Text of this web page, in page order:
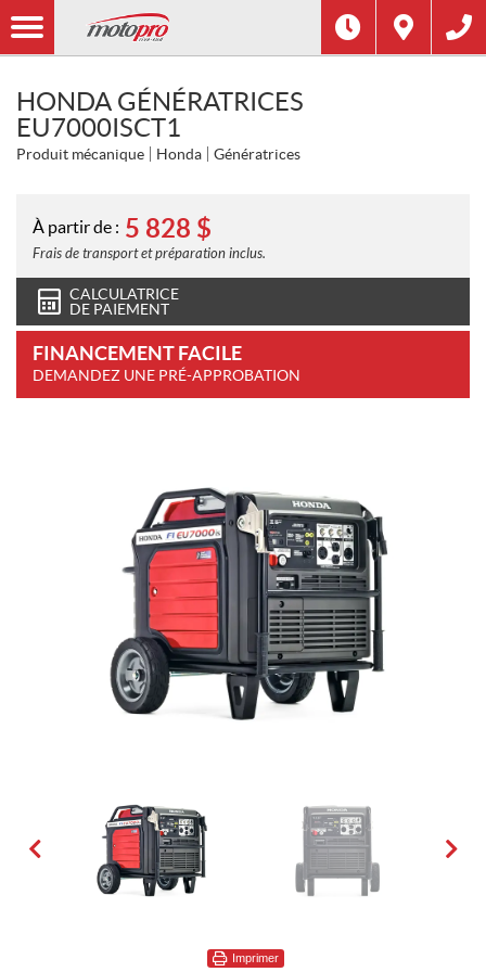
HONDA GÉNÉRATRICES
EU7000ISCT1
Produit mécanique Honda Génératrices
À partir de : 5 828 $
Frais de transport et préparation inclus.
CALCULATRICE
DE PAIEMENT
FINANCEMENT FACILE
DEMANDEZ UNE PRÉ-APPROBATION
Imprimer